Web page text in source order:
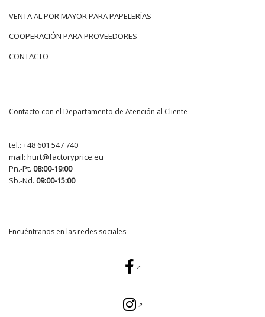
VENTA AL POR MAYOR PARA PAPELERÍAS
COOPERACIÓN PARA PROVEEDORES
CONTACTO
Contacto con el Departamento de Atención al Cliente
tel.: +48 601 547 740
mail: hurt@factoryprice.eu
Pn.-Pt. 08:00-19:00
Sb.-Nd. 09:00-15:00
Encuéntranos en las redes sociales